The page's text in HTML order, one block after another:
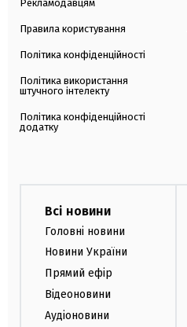
Рекламодавцям
Правила користування
Політика конфіденційності
Політика використання
штучного інтелекту
Політика конфіденційності
додатку
Всі новини
Головні новини
Новини України
Прямий ефір
Відеоновини
Аудіоновини